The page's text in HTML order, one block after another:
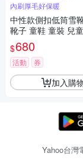
內刷厚毛好保暖
中性款側扣低筒雪
靴子 童鞋 童裝 兒
童 女童【BB7025】
$680
活動 券
加入購
Yahoo台灣